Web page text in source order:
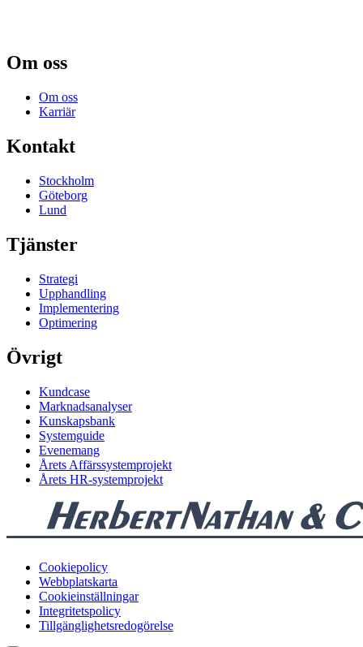
Om oss
Om oss
Karriär
Kontakt
Stockholm
Göteborg
Lund
Tjänster
Strategi
Upphandling
Implementering
Optimering
Övrigt
Kundcase
Marknadsanalyser
Kunskapsbank
Systemguide
Evenemang
Årets Affärssystemprojekt
Årets HR-systemprojekt
Cookiepolicy
Webbplatskarta
Cookieinställningar
Integritetspolicy
Tillgänglighetsredogörelse